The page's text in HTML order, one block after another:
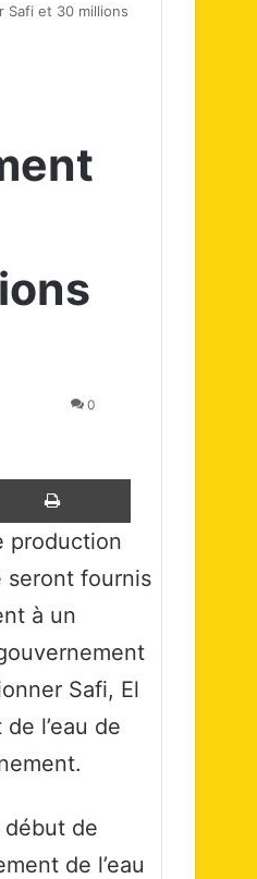
Safi et 30 millions
0
Imprimer
production
seront fournis
à un
Safi, El
l’eau de
début de
de l’eau